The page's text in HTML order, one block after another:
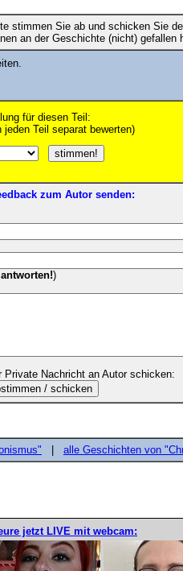
stimmen Sie ab und schicken Sie
an der Geschichte (nicht) gefallen
für diesen Teil:
jeden Teil separat bewerten)
zum Autor senden:
)
Private Nachricht an Autor schicken:
| alle Geschichten von
jetzt LIVE mit webcam: